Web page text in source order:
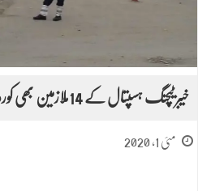
خیبر ٹیچنگ ہسپتال کے 14ملازمین بھی کورونا کو شکست دینے میں کامیاب
مئی 1, 2020